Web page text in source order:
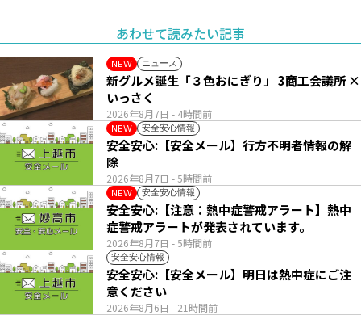
あわせて読みたい記事
NEW ニュース
2026年8月7日 - 4時間前
新グルメ誕生「３色おにぎり」 3商工会議所 ×
いっさく
NEW 安全安心情報
2026年8月7日 - 5時間前
安全安心:【安全メール】行方不明者情報の解
除
NEW 安全安心情報
2026年8月7日 - 5時間前
安全安心:【注意：熱中症警戒アラート】熱中
症警戒アラートが発表されています。
安全安心情報
2026年8月6日 - 21時間前
安全安心:【安全メール】明日は熱中症にご注
意ください